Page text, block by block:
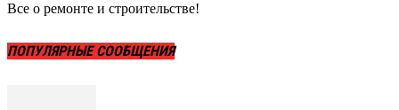
Все о ремонте и строительстве!
ПОПУЛЯРНЫЕ СООБЩЕНИЯ